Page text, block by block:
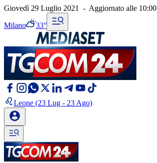
Giovedì 29 Luglio 2021 - Aggiornato alle 10:00
Milano 33°
Leone (23 Lug - 23 Ago)